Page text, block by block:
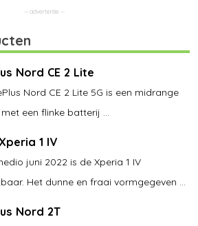
Nord CE 2 Lite
Nord CE 2 Lite 5G is een midrange
een flinke batterij ...
1 IV
juni 2022 is de Xperia 1 IV
Het dunne en fraai vormgegeven ...
Nord 2T